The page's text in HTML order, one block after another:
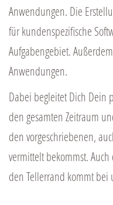
Anwendungen. Die
für kundenspezifische
Aufgabengebiet.
Anwendungen.
Dabei begleitet Dich Dein
den gesamten Zeitraum
den vorgeschriebenen,
vermittelt bekommst.
den Tellerrand kommt bei